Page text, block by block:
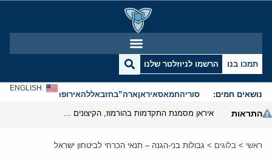
תמכו בנו הרשמו לניוזלטר שלנו
נושאים חמים: סוריהחמאסאיראןארה”בחזבאללהאירופהאנטישמיות
ENGLISH
התראות
ראשי > בלוגים > גבולות בני-הגנה – תנאי הכרחי לביטחון ישראל